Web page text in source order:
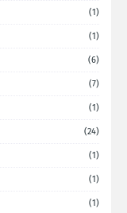
(1)
(1)
(6)
(7)
(1)
(24)
(1)
(1)
(1)